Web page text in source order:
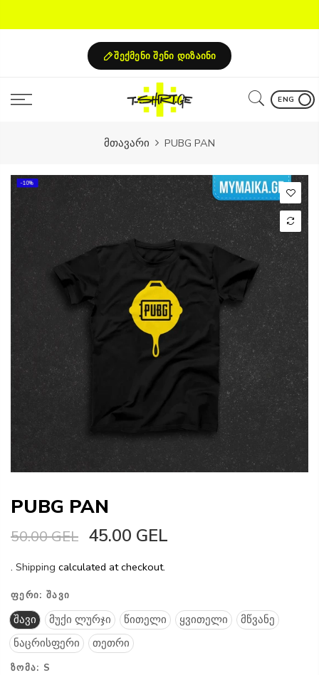
შექმენი შენი დიზაინი
ENG
მთავარი PUBG PAN
-10%
PUBG PAN
50.00 GEL 45.00 GEL
. Shipping calculated at checkout.
ᲤᲔᲠᲘ: ᲨᲐᲕᲘ
შავი მუქი ლურჯი წითელი ყვითელი
მწვანე
ნაცრისფერი
თეთრი
ᲖᲝᲛᲐ: S